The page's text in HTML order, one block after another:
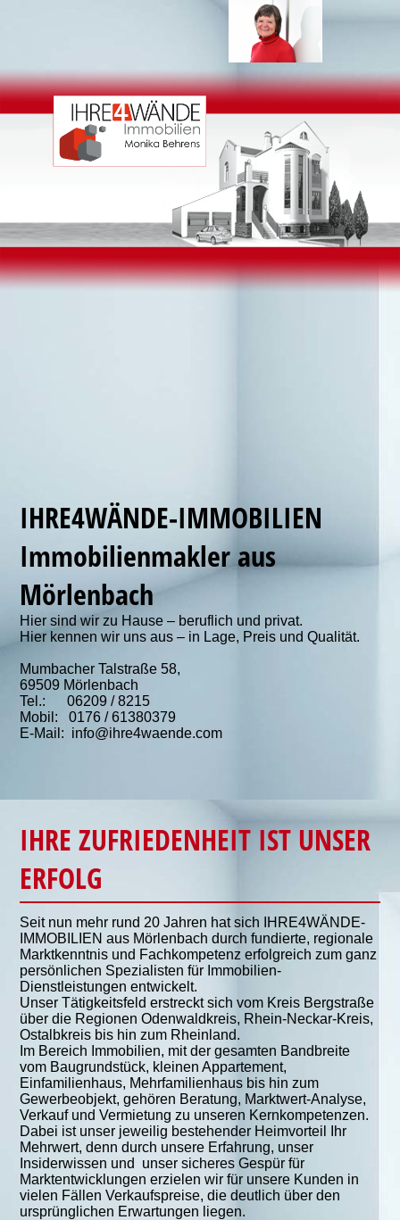
IHRE4WÄNDE-IMMOBILIEN
Immobilienmakler aus
Mörlenbach
Hier sind wir zu Hause – beruflich und privat.
Hier kennen wir uns aus – in Lage, Preis und Qualität.
Mumbacher Talstraße 58,
69509 Mörlenbach
Tel.: 06209 / 8215
Mobil: 0176 / 61380379
E-Mail: info@ihre4waende.com
IHRE ZUFRIEDENHEIT IST UNSER
ERFOLG
Seit nun mehr rund 20 Jahren hat sich IHRE4WÄNDE-
IMMOBILIEN aus Mörlenbach durch fundierte, regionale
Marktkenntnis und Fachkompetenz erfolgreich zum ganz
persönlichen Spezialisten für Immobilien-
Dienstleistungen entwickelt.
Unser Tätigkeitsfeld erstreckt sich vom Kreis Bergstraße
über die Regionen Odenwaldkreis, Rhein-Neckar-Kreis,
Ostalbkreis bis hin zum Rheinland.
Im Bereich Immobilien, mit der gesamten Bandbreite
vom Baugrundstück, kleinen Appartement,
Einfamilienhaus, Mehrfamilienhaus bis hin zum
Gewerbeobjekt, gehören Beratung, Marktwert-Analyse,
Verkauf und Vermietung zu unseren Kernkompetenzen.
Dabei ist unser jeweilig bestehender Heimvorteil Ihr
Mehrwert, denn durch unsere Erfahrung, unser
Insiderwissen und unser sicheres Gespür für
Marktentwicklungen erzielen wir für unsere Kunden in
vielen Fällen Verkaufspreise, die deutlich über den
ursprünglichen Erwartungen liegen.